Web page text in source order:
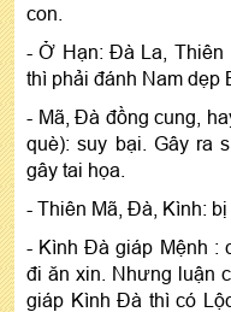
con.
- Ở Hạn: Đà La, Thiên
thì phải đánh Nam dẹp
- Mã, Đà đồng cung,
què): suy bại. Gây ra
gây tai họa.
- Thiên Mã, Đà, Kình: bị
- Kình Đà giáp Mệnh :
đi ăn xin. Nhưng luận
giáp Kình Đà thì có